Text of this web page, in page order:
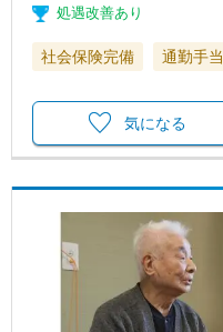
処遇改善あり
社会保険完備 通勤手当
気になる